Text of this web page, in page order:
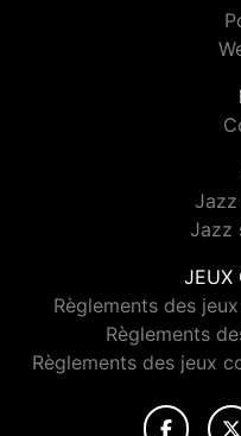
Jazz
Jazz
JEUX
Règlements des
Règlements
Règlements des jeux